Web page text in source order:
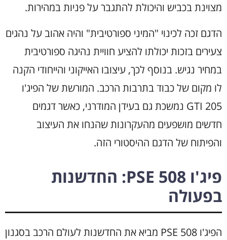
מצוינת בכביש והיכולת להתגבר על פניות במהירות.
הדגם זכה לכינוי "המיני ספורטיבית" והיה אהוב על נהגים
צעירים בזכות יכולתו להציע חוויית נהיגה ספורטיבית
במחיר נגיש. בנוסף לכך, עיצובו האייקוני והייחודי הקנה
לו מקום של כבוד בתרבות הרכב. המורשת של הפיג'ו
205 GTI נמשכת גם בעידן המודרני, כאשר דגמים
חדשים מושפעים מהעקרונות שהנחו את העיצוב
והפיתוח של הדגם ההיסטורי הזה.
פיג'ו 508 PSE: החדשנות
בפעולה
הפיג'ו 508 PSE מביא את החדשנות לעולם הרכב בסגנון